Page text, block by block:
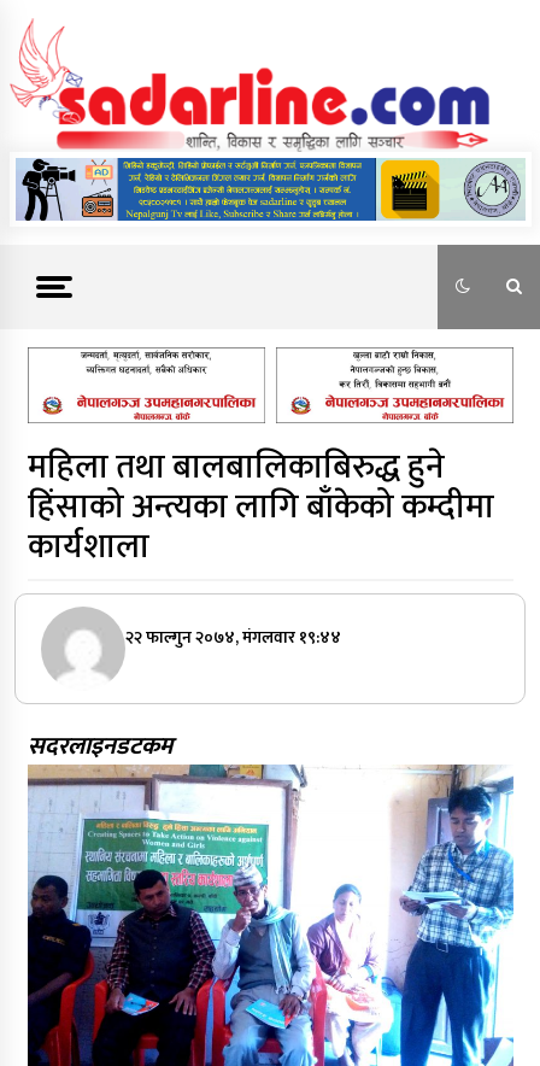
content
News For Nepal
महिला तथा बालबालिकाबिरुद्ध हुने
हिंसाको अन्त्यका लागि बाँकेको कम्दीमा
कार्यशाला
२२ फाल्गुन २०७४, मंगलवार १९:४४
सदरलाइनडटकम